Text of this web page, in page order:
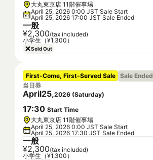
大丸東京店 11階催事場
April 25, 2026 0:00 JST Sale Start
April 25, 2026 17:00 JST Sale Ended
一般
¥2,300(tax included)
小学生（¥1,300）
Sold Out
First-Come, First-Served Sale Sale Ended
当日券
April25,2026 (Saturday)
17:30 Start Time
大丸東京店 11階催事場
April 25, 2026 0:00 JST Sale Start
April 25, 2026 17:30 JST Sale Ended
一般
¥2,300(tax included)
小学生（¥1,300）